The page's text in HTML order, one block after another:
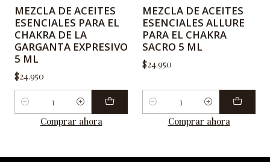
MEZCLA DE ACEITES
ESENCIALES PARA EL
CHAKRA DE LA
GARGANTA EXPRESIVO
5 ML
$24.950
Cantidad
Comprar ahora
MEZCLA DE ACEITES
ESENCIALES ALLURE
PARA EL CHAKRA
SACRO 5 ML
$24.950
Cantidad
Comprar ahora